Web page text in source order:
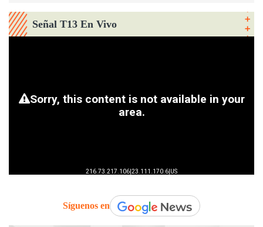
Señal T13 En Vivo
Síguenos en